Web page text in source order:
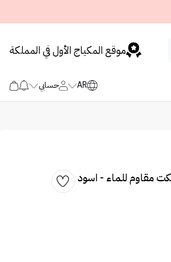
موقع المكياج الأول في المملكة
AR حسابي
برفكت مقاوم للماء - اسود